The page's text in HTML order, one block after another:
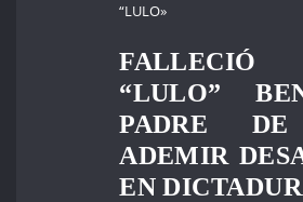
“LULO»
FALLECIÓ
“LULO”
PADRE DE
ADEMIR
EN